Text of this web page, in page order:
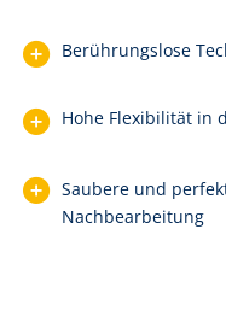
Berührungslose
Hohe Flexibilität in
Saubere und
Nachbearbeitung